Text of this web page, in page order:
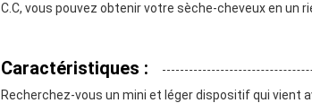
C.C, vous pouvez obtenir votre sèche-cheveux en un
Caractéristiques :
Recherchez-vous un mini et léger dispositif qui vient